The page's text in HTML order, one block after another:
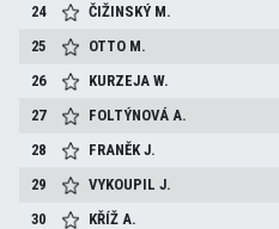
24
ČIŽINSKÝ M.
25
OTTO M.
26
KURZEJAW.
27
FOLTÝNOVÁA.
28
FRANĚKJ.
29
VYKOUPILJ.
30
KŘÍŽA.